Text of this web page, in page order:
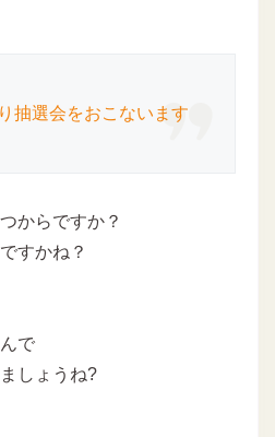
抽選会をおこないます
からですか？
すかね？
で
しょうね?